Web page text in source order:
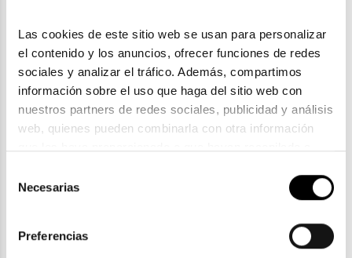
Las cookies de este sitio web se usan para personalizar
el contenido y los anuncios, ofrecer funciones de redes
sociales y analizar el tráfico. Además, compartimos
información sobre el uso que haga del sitio web con
nuestros partners de redes sociales, publicidad y análisis
web, quienes pueden combinarla con otra información
la política de privacidad en el siguiente
. Consulta
Necesarias
Preferencias